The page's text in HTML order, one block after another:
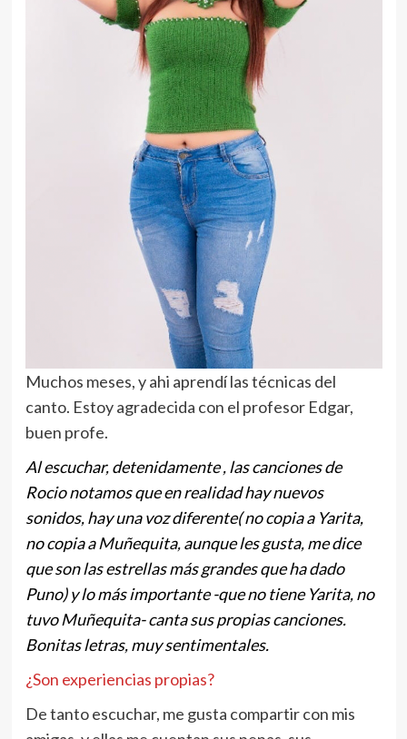
Muchos meses, y ahi aprendí las técnicas del
canto. Estoy agradecida con el profesor Edgar,
buen profe.
Al escuchar, detenidamente , las canciones de
Rocio notamos que en realidad hay nuevos
sonidos, hay una voz diferente( no copia a Yarita,
no copia a Muñequita, aunque les gusta, me dice
que son las estrellas más grandes que ha dado
Puno) y lo más importante -que no tiene Yarita, no
tuvo Muñequita- canta sus propias canciones.
Bonitas letras, muy sentimentales.
¿Son experiencias propias?
De tanto escuchar, me gusta compartir con mis